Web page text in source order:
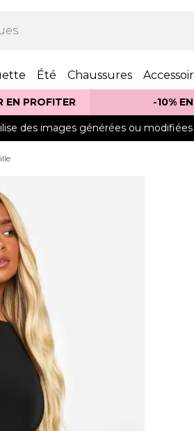
Été Chaussures
EN PROFITER -10%
des images générées ou modifiées